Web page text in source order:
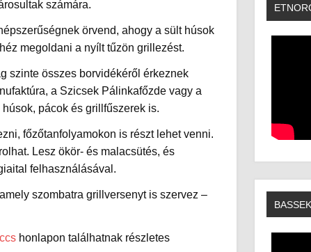
számára.
örvend, ahogy a sült húsok
megoldani a nyílt tűzön grillezést.
szinte összes borvidékéről érkeznek
a Szicsek Pálinkafőzde vagy a
pácok és grillfűszerek is.
főzőtanfolyamokon is részt lehet venni.
Lesz ökör- és malacsütés, és
felhasználásával.
szombatra grillversenyt is szervez –
honlapon találhatnak részletes